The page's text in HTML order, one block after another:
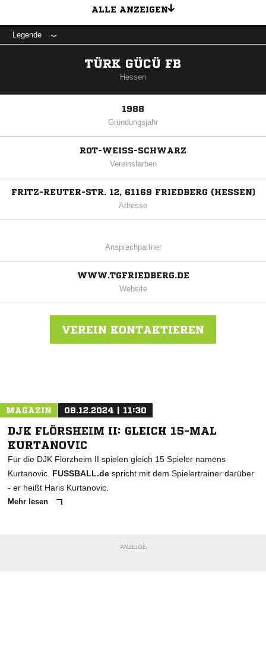
ALLE ANZEIGEN
Legende
TÜRK GÜCÜ FB
Hessen
1988
Gründungsjahr
ROT-WEISS-SCHWARZ
Vereinsfarben
FRITZ-REUTER-STR. 12, 61169 FRIEDBERG (HESSEN)
Adresse
Ansprechpartner
WWW.TGFRIEDBERG.DE
Website
VEREIN KONTAKTIEREN
MAGAZIN 08.12.2024 | 11:30
DJK FLÖRSHEIM II: GLEICH 15-MAL
KURTANOVIC
Für die DJK Flörzheim II spielen gleich 15 Spieler namens
Kurtanovic. FUSSBALL.de spricht mit dem Spielertrainer darüber
- er heißt Haris Kurtanovic.
Mehr lesen
ANZEIGE